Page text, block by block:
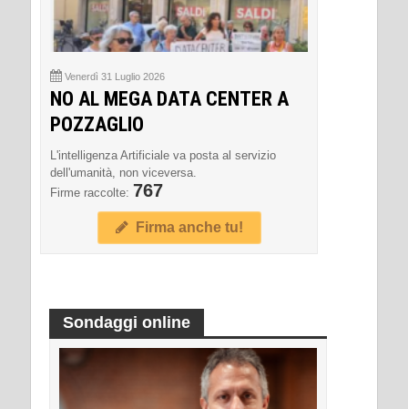
Venerdì 31 Luglio 2026
NO AL MEGA DATA CENTER A
POZZAGLIO
L'intelligenza Artificiale va posta al servizio
dell'umanità, non viceversa.
Firme raccolte: 767
Firma anche tu!
Sondaggi online